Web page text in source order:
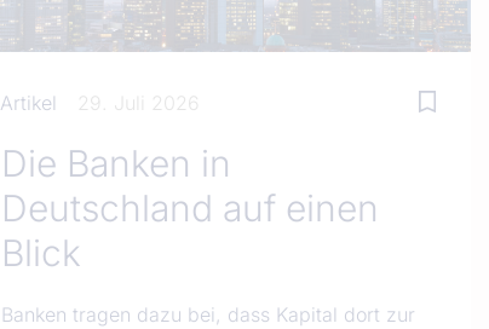
Artikel 29. Juli 2026
Die Banken in
Deutschland auf einen
Blick
Banken tragen dazu bei, dass Kapital dort zur